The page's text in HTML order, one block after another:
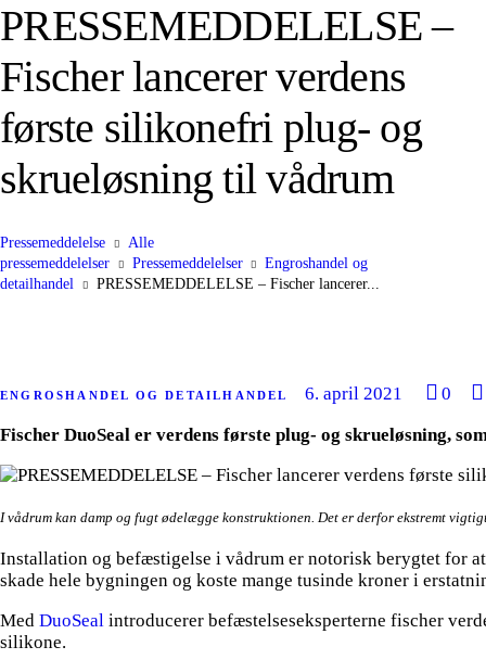
PRESSEMEDDELELSE –
Fischer lancerer verdens
første silikonefri plug- og
skrueløsning til vådrum
Pressemeddelelse
Alle
pressemeddelelser
Pressemeddelelser
Engroshandel og
detailhandel
PRESSEMEDDELELSE – Fischer lancerer...
ENGROSHANDEL OG DETAILHANDEL 6. april 2021
0
Fischer DuoSeal er verdens første plug- og skrueløsning,
I vådrum kan damp og fugt ødelægge konstruktionen. Det er derfor ekstremt
Installation og befæstigelse i vådrum er notorisk berygtet for
skade hele bygningen og koste mange tusinde kroner i
Med DuoSeal introducerer befæstelseseksperterne fischer
silikone.